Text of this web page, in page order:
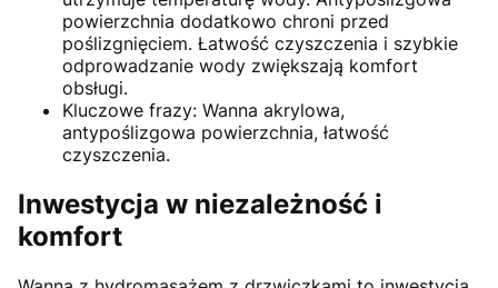
powierzchnia dodatkowo chroni przed
poślizgnięciem. Łatwość czyszczenia i szybkie
odprowadzanie wody zwiększają komfort
obsługi.
Kluczowe frazy: Wanna akrylowa,
antypoślizgowa powierzchnia, łatwość
czyszczenia.
Inwestycja w niezależność i
komfort